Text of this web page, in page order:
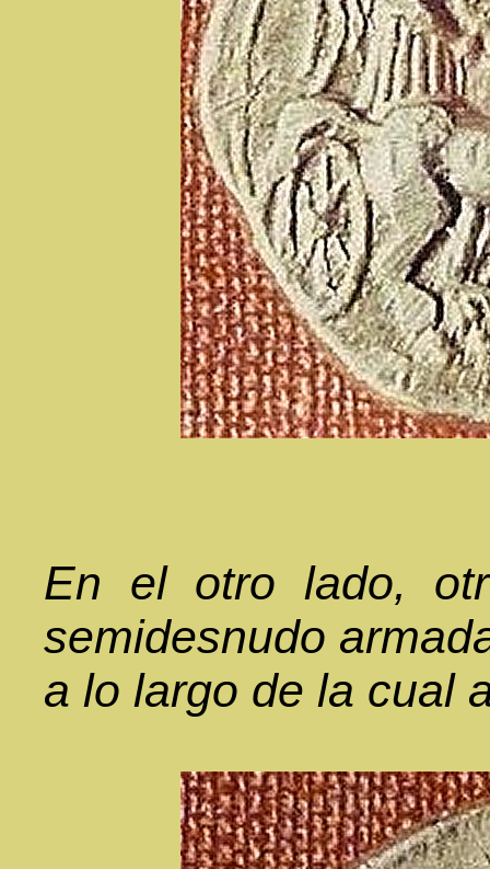
En el otro lado,
semidesnudo
a lo largo de la cual